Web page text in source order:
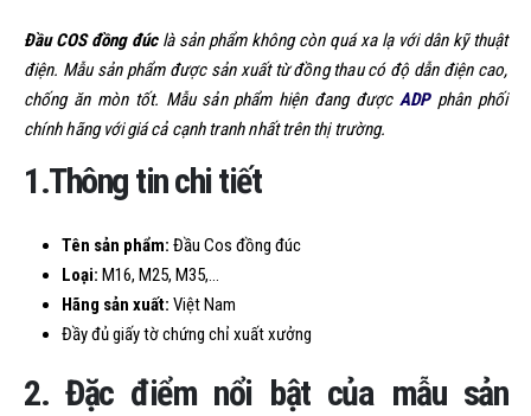
Đầu COS đồng đúclà sản phẩm không còn quá xa lạ với dân kỹ thuật
điện. Mẫu sản phẩm được sản xuất từ đồng thau có độ dẫn điện cao,
chống ăn mòn tốt. Mẫu sản phẩm hiện đang được ADPphân phối
chính hãng với giá cả cạnh tranh nhất trên thị trường.
1.Thông tin chi tiết
Tên sản phẩm: Đầu Cos đồng đúc
Loại: M16, M25, M35,…
Hãng sản xuất: Việt Nam
Đầy đủ giấy tờ chứng chỉ xuất xưởng
2. Đặc điểm nổi bật của mẫu sản